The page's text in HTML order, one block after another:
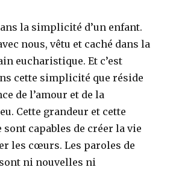
la simplicité d’un enfant.
nous, vêtu et caché dans la
eucharistique. Et c’est
cette simplicité que réside
de l’amour et de la
Cette grandeur et cette
capables de créer la vie
les cœurs. Les paroles de
ni nouvelles ni